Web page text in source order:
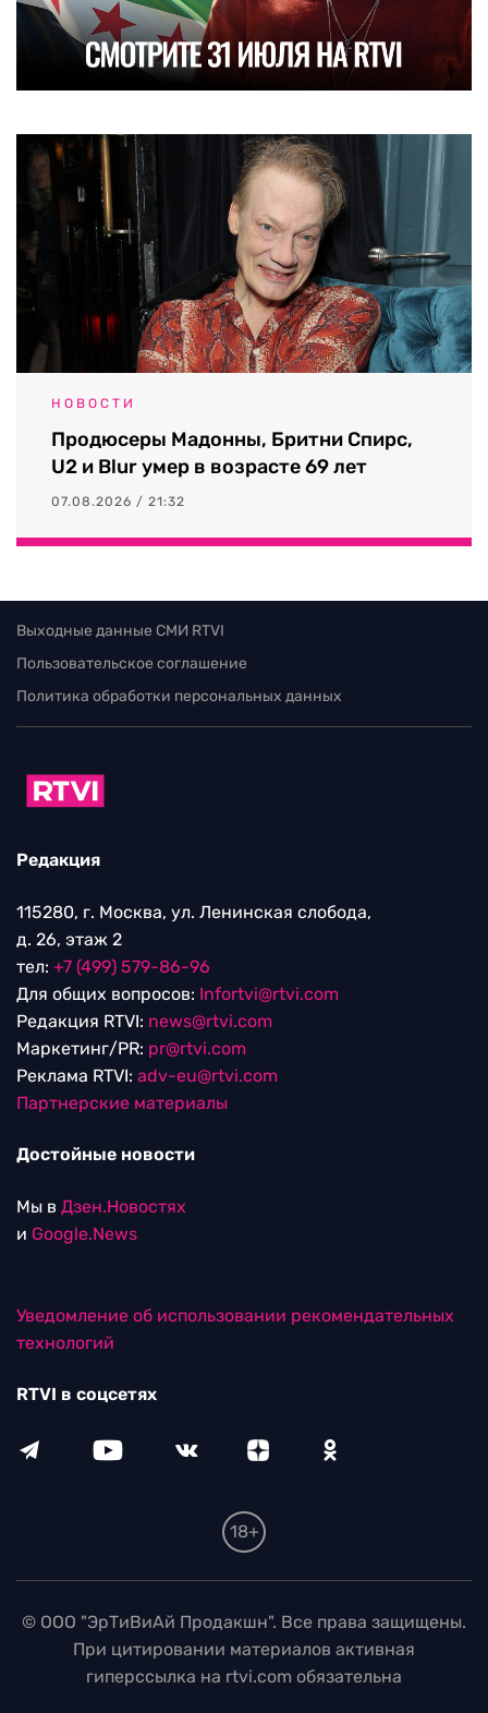
НОВОСТИ
Продюсеры Мадонны, Бритни Спирс,
U2 и Blur умер в возрасте 69 лет
07.08.2026 / 21:32
Выходные данные СМИ RTVI
Пользовательское соглашение
Политика обработки персональных данных
Редакция
115280, г. Москва, ул. Ленинская слобода,
д. 26, этаж 2
тел: +7 (499) 579-86-96
Для общих вопросов: Infortvi@rtvi.com
Редакция RTVI: news@rtvi.com
Маркетинг/PR: pr@rtvi.com
Реклама RTVI: adv-eu@rtvi.com
Партнерские материалы
Достойные новости
Мы в Дзен.Новостях
и Google.News
Уведомление об использовании рекомендательных
технологий
RTVI в соцсетях
18+
© ООО "ЭрТиВиАй Продакшн". Все права защищены.
При цитировании материалов активная
гиперссылка на rtvi.com обязательна